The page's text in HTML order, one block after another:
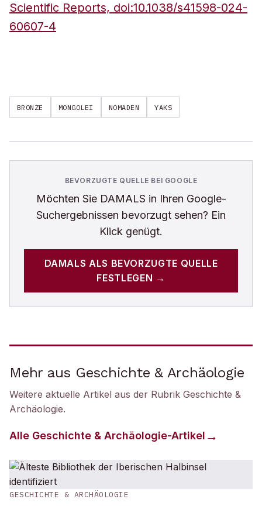
Scientific Reports, doi:10.1038/s41598-024-
60607-4
BRONZE MONGOLEI NOMADEN YAKS
BEVORZUGTE QUELLE BEI GOOGLE
Möchten Sie DAMALS in Ihren Google-
Suchergebnissen bevorzugt sehen? Ein
Klick genügt.
DAMALS ALS BEVORZUGTE QUELLE
FESTLEGEN →
Mehr aus Geschichte & Archäologie
Weitere aktuelle Artikel aus der Rubrik Geschichte &
Archäologie.
Alle Geschichte & Archäologie-Artikel
GESCHICHTE & ARCHÄOLOGIE